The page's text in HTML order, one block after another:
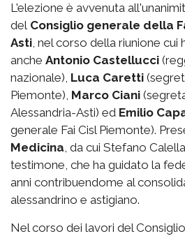
L'elezione è avvenuta
del Consiglio generale della
Asti, nel corso della riunione cui
anche Antonio Castellucci
nazionale), Luca Caretti
Piemonte), Marco Ciani
Alessandria-Asti) ed Emilio
generale Fai Cisl Piemonte).
Medicina, da cui Stefano
testimone, che ha guidato la
anni contribuendome al
alessandrino e astigiano.
Nel corso dei lavori del